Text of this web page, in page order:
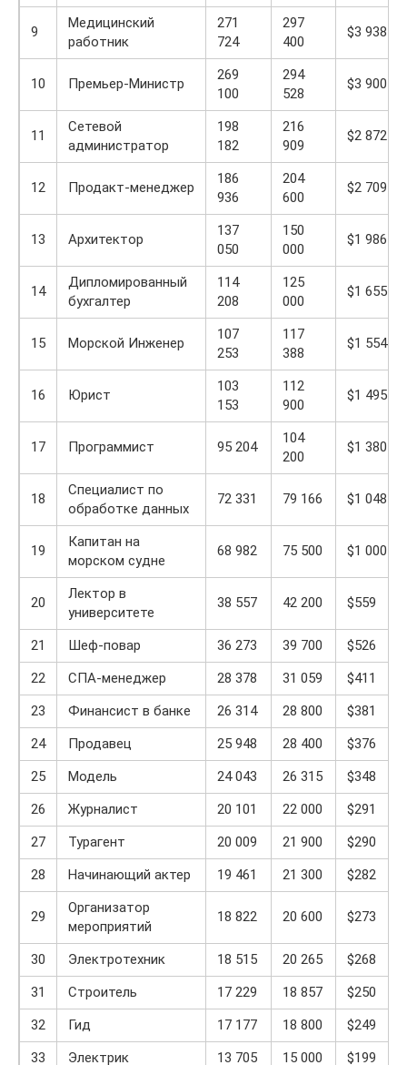
9
Медицинский
работник
271
724
297
400
$3 938
10 Премьер-Министр
269
100
294
528
$3 900
11
Сетевой
администратор
198
182
216
909
$2 872
12 Продакт-менеджер
186
936
204
600
$2 709
13 Архитектор
137
050
150
000
$1 986
14
Дипломированный
бухгалтер
114
208
125
000
$1 655
15 Морской Инженер
107
253
117
388
$1 554
16 Юрист
103
153
112
900
$1 495
17 Программист 95 204
104
200
$1 380
18
Специалист по
обработке данных
72 331 79 166 $1 048
19
Капитан на
морском судне
68 982 75 500 $1 000
20
Лектор в
университете
38 557 42 200 $559
21 Шеф-повар 36 273 39 700
$526
22
СПА-менеджер 28 378 31 059
$411
23
Финансист в банке 26 314 28 800
$381
24
Продавец 25 948 28 400
$376
25
Модель 24 043 26 315
$348
26
Журналист 20 101 22 000
$291
27
Турагент 20 009 21 900
$290
28
Начинающий актер 19 461 21 300 $282
29
Организатор
мероприятий
18 822 20 600 $273
30 Электротехник 18 515 20 265
$268
31
Строитель 17 229 18 857
$250
32
Гид 17 177 18 800
$249
33
Электрик 13 705 15 000 $199